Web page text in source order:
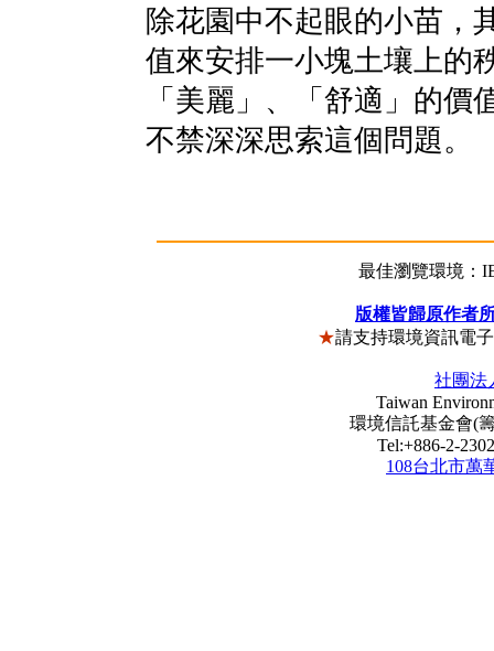
除花園中不起眼的小苗，
值來安排一小塊土壤上的
「美麗」、「舒適」的
不禁深深思索這個問題。
最佳瀏覽環境：
版權皆歸原作者
★請支持環境資訊電
社團法
Taiwan
環境信託基金會(籌
Tel:+886-2-
108台北市萬